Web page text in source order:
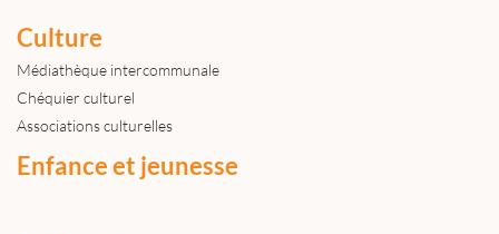
Culture
Médiathèque intercommunale
Chéquier culturel
Associations culturelles
Enfance et jeunesse